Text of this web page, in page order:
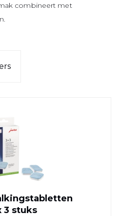
combineert met
3 stuks